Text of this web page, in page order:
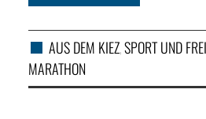
AUS DEM KIEZ,SPORT UND
MARATHON